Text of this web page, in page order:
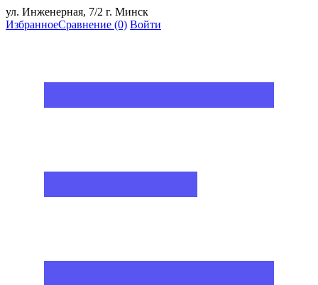
ул. Инженерная, 7/2 г. Минск
ИзбранноеСравнение (0) Войти